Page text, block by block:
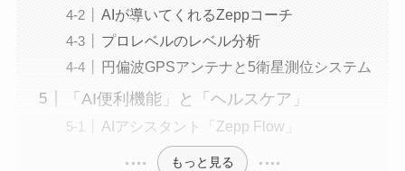
AIが導いてくれるZeppコーチ
プロレベルのレベル分析
円偏波GPSアンテナと5衛星測位システム
「AI便利機能」と「ヘルスケア」
AIアシスタント「Zepp Flow」
もっと見る